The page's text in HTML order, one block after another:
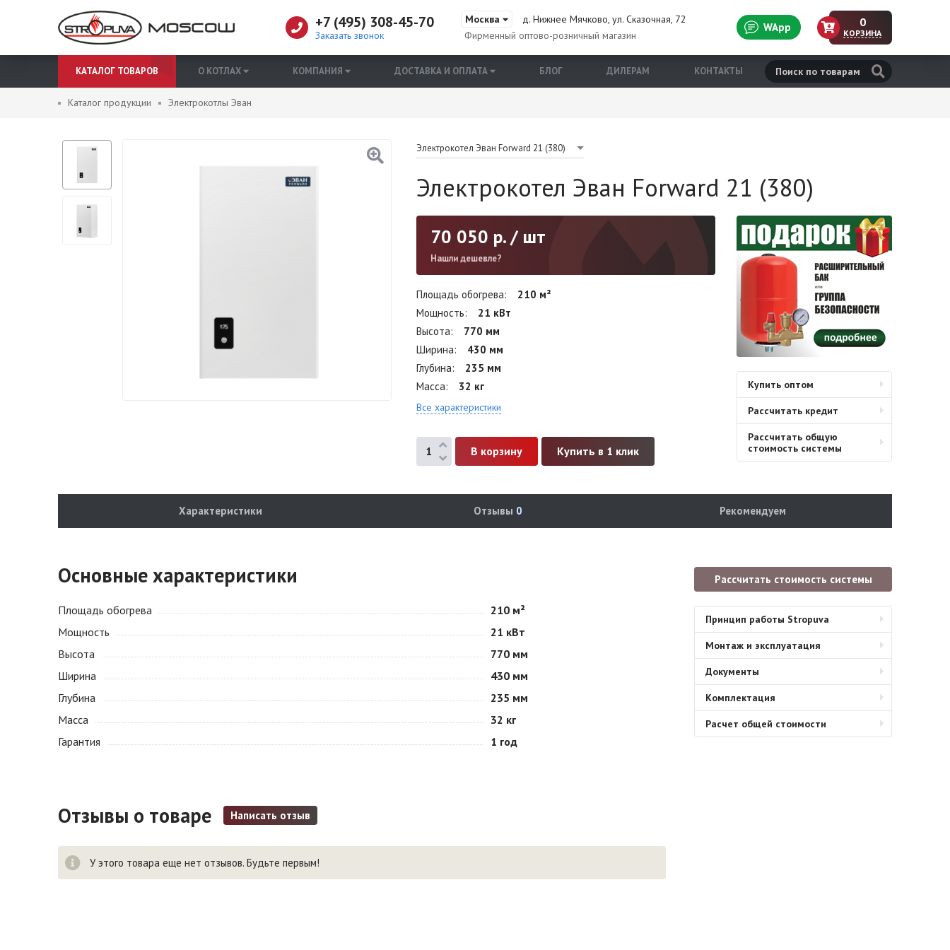
+7 (495) 308-45-70
Заказать звонок
Москва
д. Нижнее Мячково, ул. Сказочная, 72
Фирменный оптово-розничный магазин
WApp 0
КОРЗИНА
КАТАЛОГ ТОВАРОВ О КОТЛАХ КОМПАНИЯ ДОСТАВКА И ОПЛАТА БЛОГ ДИЛЕРАМ КОНТАКТЫ
Каталог продукции Электрокотлы Эван
Электрокотел Эван Forward 21 (380)
Электрокотел Эван Forward 21 (380)
70 050 р. / шт
Нашли дешевле?
Площадь обогрева
210 м²
Мощность
21 кВт
Высота
770 мм
Ширина
430 мм
Глубина
235 мм
Масса
32 кг
Все характеристики
Купить в 1 клик
Купить оптом
Рассчитать кредит
Рассчитать общую
стоимость системы
Характеристики Отзывы 0 Рекомендуем
Основные характеристики
Площадь обогрева
210 м²
Мощность
21 кВт
Высота
770 мм
Ширина
430 мм
Глубина
235 мм
Масса
32 кг
Гарантия
1 год
Отзывы о товаре Написать отзыв
У этого товара еще нет отзывов. Будьте первым!
Рассчитать стоимость системы
Принцип работы Stropuva
Монтаж и эксплуатация
Документы
Комплектация
Расчет общей стоимости